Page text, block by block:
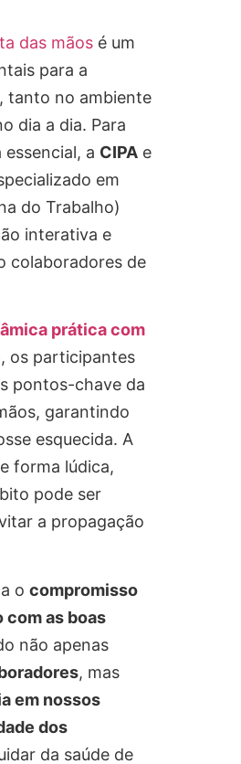
das mãos é um
para a
tanto no ambiente
dia a dia. Para
a CIPA e
em
do Trabalho)
interativa e
colaboradores de
prática com
, os participantes
pontos-chave da
garantindo
esquecida. A
forma lúdica,
pode ser
a propagação
o compromisso
com as boas
não apenas
, mas
em nossos
dos
da saúde de